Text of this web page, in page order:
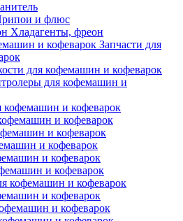
и флюс
Хладагенты, фреон
Запчасти для
для кофемашин и кофеварок
для кофемашин и
кофемашин и кофеварок
и кофеварок
и кофеварок
и кофеварок
и кофеварок
и кофеварок
кофемашин и кофеварок
и кофеварок
и кофеварок